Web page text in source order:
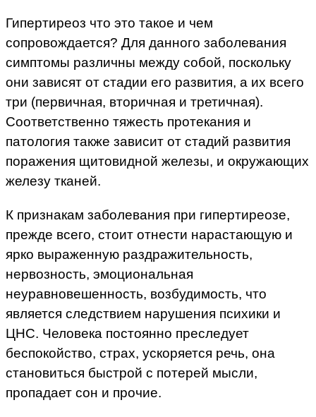
Гипертиреоз что это такое и чем
сопровождается? Для данного заболевания
симптомы различны между собой, поскольку
они зависят от стадии его развития, а их всего
три (первичная, вторичная и третичная).
Соответственно тяжесть протекания и
патология также зависит от стадий развития
поражения щитовидной железы, и окружающих
железу тканей.
К признакам заболевания при гипертиреозе,
прежде всего, стоит отнести нарастающую и
ярко выраженную раздражительность,
нервозность, эмоциональная
неуравновешенность, возбудимость, что
является следствием нарушения психики и
ЦНС. Человека постоянно преследует
беспокойство, страх, ускоряется речь, она
становиться быстрой с потерей мысли,
пропадает сон и прочие.